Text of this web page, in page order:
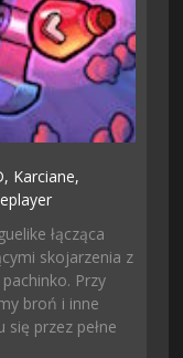
Karciane,
łącząca
skojarzenia z
Przy
broń i inne
przez pełne